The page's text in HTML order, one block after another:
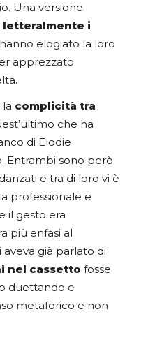
Una versione
letteralmente i
elogiato la loro
apprezzato
complicità tra
che ha
di Elodie
Entrambi sono però
e tra di loro vi è
professionale e
il gesto era
più enfasi al
già parlato di
nel cassetto fosse
duettando e
metaforico e non